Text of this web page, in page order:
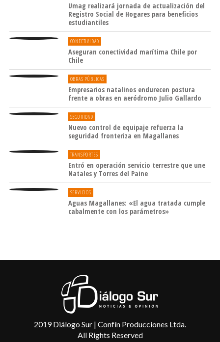
Umag realizará jornada de actualización del
Registro Social de Hogares para beneficios
estudiantiles
CONECTIVIDAD
Aseguran conectividad marítima Chile por
Chile
OBRAS PÚBLICAS
Empresarios natalinos endurecen postura
frente a obras en aeródromo Julio Gallardo
SEGURIDAD
Nuevo control de equipaje refuerza la
seguridad fronteriza en Magallanes
TRANSPORTES
Entró en operación servicio terrestre que une
Natales y Torres del Paine
SERVICIOS
Aguas Magallanes: «El agua tratada cumple
cabalmente con los parámetros»
2019 Diálogo Sur | Confín Producciones Ltda.
All Rights Reserved